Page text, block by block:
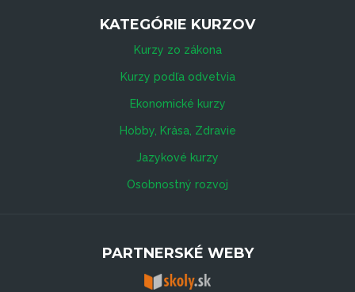
KATEGÓRIE KURZOV
Kurzy zo zákona
Kurzy podľa odvetvia
Ekonomické kurzy
Hobby, Krása, Zdravie
Jazykové kurzy
Osobnostný rozvoj
PARTNERSKÉ WEBY